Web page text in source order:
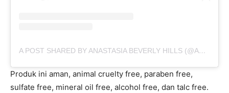
A POST SHARED BY ANASTASIA BEVERLY HILLS (@ANASTASIABEVERLYHILLS)
Produk ini aman, animal cruelty free, paraben free,
sulfate free, mineral oil free, alcohol free, dan talc free.